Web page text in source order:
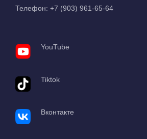
Телефон: +7 (903) 961-65-64
YouTube
Tiktok
Вконтакте